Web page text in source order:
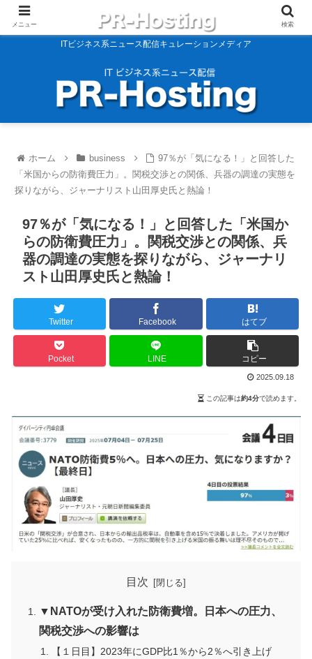
ITビジネス系ニュース配信キュレーションメディア
ホーム business
97％が「気になる！」と回答した
「米国からの防衛費圧力」。関税交渉との関係、兵器の調達の実態を
探りながら、ジャーナリスト山田厚史氏と熱論！
97％が「気になる！」と回答した「米国か
らの防衛費圧力」。関税交渉との関係、兵
器の調達の実態を探りながら、ジャーナリ
スト山田厚史氏と熱論！
Twitter Facebook はてブ
Pocket LINE コピー
2025.09.18
この記事は約4分で読めます。
目次
▼NATOが受け入れた防衛費増。日本への圧力、
関税交渉への影響は
【１日目】2023年にGDP比1％から2％へ引き上げ
メニュー 検索